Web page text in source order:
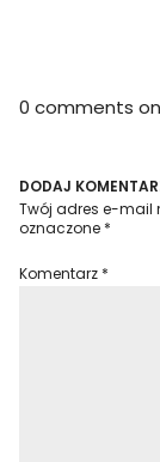
Dom na
0 comments
DODAJ
Twój adres e-mail
oznaczone *
Komentarz *